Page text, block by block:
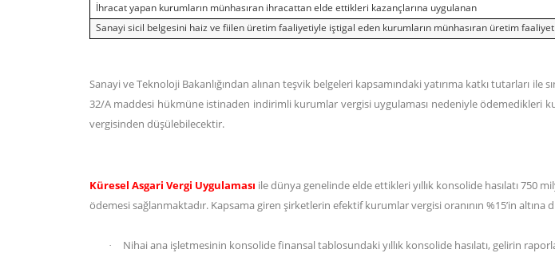
İhracat yapan kurumların münhasıran ihracattan elde ettikleri kazançlarına uygulanan
Sanayi sicil belgesini haiz ve fiilen üretim faaliyetiyle iştigal eden kurumların münhasıran üretim
Sanayi ve Teknoloji Bakanlığından alınan teşvik belgeleri kapsamındaki yatırıma katkı tutarları
32/A maddesi hükmüne istinaden indirimli kurumlar vergisi uygulaması nedeniyle ödemedikleri
vergisinden düşülebilecektir.
Küresel Asgari Vergi Uygulaması ile dünya genelinde elde ettikleri yıllık konsolide hasılatı 750
ödemesi sağlanmaktadır. Kapsama giren şirketlerin efektif kurumlar vergisi oranının %15’in
·
Nihai ana işletmesinin konsolide finansal tablosundaki yıllık konsolide hasılatı, gelirin